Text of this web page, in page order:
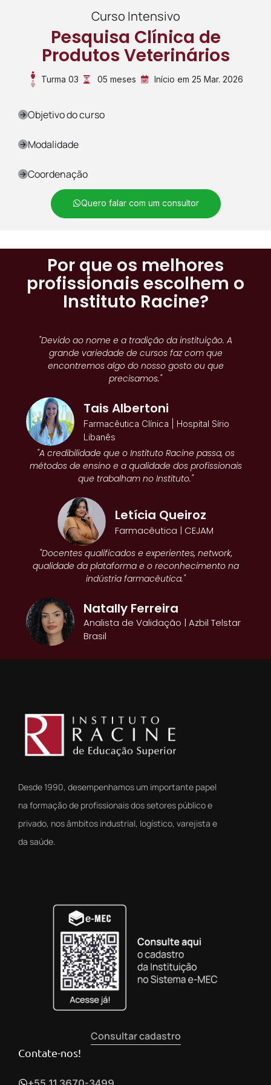
Curso Intensivo
Pesquisa Clínica de
Produtos Veterinários
Turma 03 05 meses Início em 25 Mar. 2026
Objetivo do curso
Modalidade
Coordenação
Quero falar com um consultor
Por que os melhores
profissionais escolhem o
Instituto Racine?
"Devido ao nome e a tradição da instituição. A
grande variedade de cursos faz com que
encontremos algo do nosso gosto ou que
precisamos."
Tais Albertoni
Farmacêutica Clínica | Hospital Sírio
Libanês
"A credibilidade que o Instituto Racine passa, os
métodos de ensino e a qualidade dos profissionais
que trabalham no Instituto."
Letícia Queiroz
Farmacêutica | CEJAM
"Docentes qualificados e experientes, network,
qualidade da plataforma e o reconhecimento na
indústria farmacêutica."
Natally Ferreira
Analista de Validação | Azbil Telstar
Brasil
Desde 1990, desempenhamos um importante papel
na formação de profissionais dos setores público e
privado, nos âmbitos industrial, logístico, varejista e
da saúde.
Consultar cadastro
Contate-nos!